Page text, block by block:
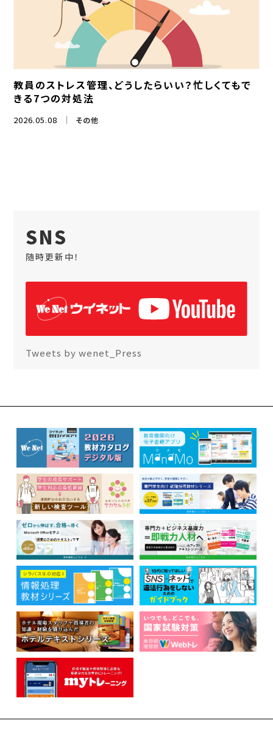
教員のストレス管理、どうしたらいい？忙しくてもで
きる7つの対処法
2026.05.08 その他
SNS
随時更新中！
Tweets by wenet_Press